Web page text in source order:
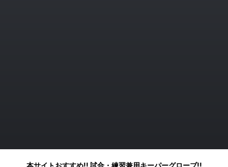
本サイトおすすめ!! 試合・練習兼用キーパーグローブ!!